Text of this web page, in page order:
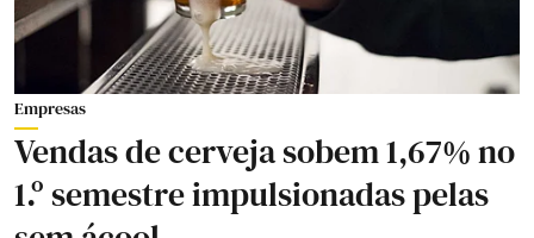
Empresas
Vendas de cerveja sobem 1,67% no
1.º semestre impulsionadas pelas